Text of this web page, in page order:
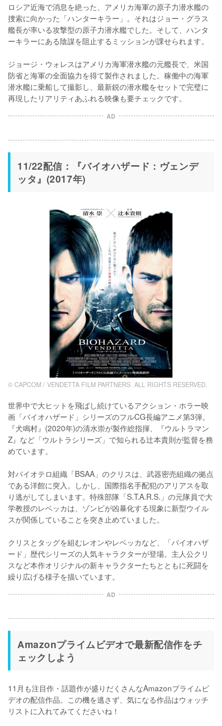
ロシア近海で消息を絶った、アメリカ海軍の原子力潜水艦の
捜索に向かった「ハンターキラー」。それはジョー・グラス
艦長が率いる攻撃型の原子力潜水艦でした。そして、ハンタ
ーキラーにある陰謀を阻止するミッションが課せられます。
ジョージ・ウォレスはアメリカ海軍潜水艦の元艦長で、米国
防省と海軍の全面協力を得て製作されました。稼働中の海軍
潜水艦に乗船して撮影し、最新鋭の潜水艦をセットで完璧に
再現したリアリティあふれる映像も要チェックです。
AD
11/22配信：『バイオハザード：ヴェンデ
ッタ』(2017年)
© CAPCOM / VENDETTA FILM PARTNERS. ALL RIGHTS RESERVED.
世界中で大ヒットを飛ばし続けているアクション・ホラー映
画「バイオハザード」シリーズのフルCG長編アニメ第3弾。
『犬鳴村』(2020年)の清水崇が製作総指揮、『ウルトラマン
Z』など「ウルトラシリーズ」で知られる辻本貴則が監督を務
めています。
対バイオテロ組織「BSAA」のクリスは、武器密売組織の拠点
である洋館に突入。しかし、国際指名手配犯のアリアスを取
り逃がしてしまいます。特殊部隊「S.T.A.R.S.」の元隊員で大
学教授のレベッカは、ゾンビが凶暴化する現象に新型ウイル
スが関係していることを突き止めていました。
クリスとタッグを組むレオンやレベッカなど、「バイオハザ
ード」歴代シリーズの人気キャラクターが登場。主人公クリ
スなど本作オリジナルの新キャラクターたちとともに死闘を
繰り広げる様子を描いています。
AD
Amazonプライムビデオで最新配信作をチ
ェックしよう
11月も注目作・話題作が盛りだくさんなAmazonプライムビ
デオの配信作品。この機を逃さず、気になる作品はウォッチ
リストに入れてみてくださいね！